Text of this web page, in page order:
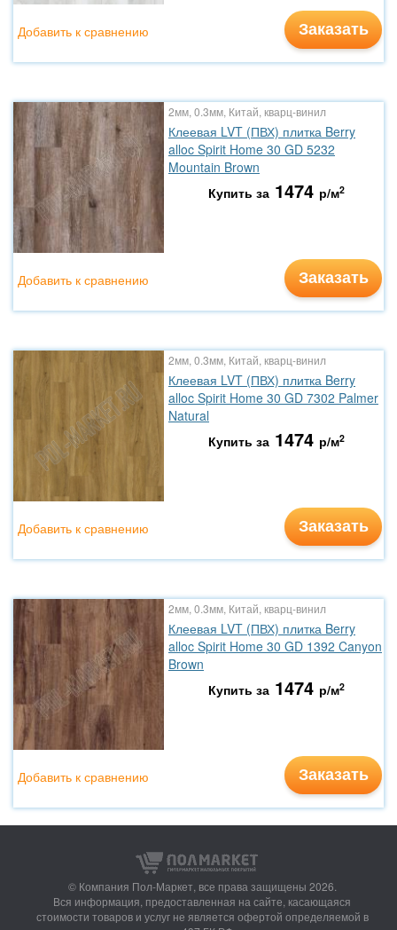
Заказать
Добавить к сравнению
2мм, 0.3мм, Китай, кварц-винил
Клеевая LVT (ПВХ) плитка Berry
alloc Spirit Home 30 GD 5232
Mountain Brown
Купить за 1474 р/м2
Заказать
Добавить к сравнению
2мм, 0.3мм, Китай, кварц-винил
Клеевая LVT (ПВХ) плитка Berry
alloc Spirit Home 30 GD 7302 Palmer
Natural
Купить за 1474 р/м2
Заказать
Добавить к сравнению
2мм, 0.3мм, Китай, кварц-винил
Клеевая LVT (ПВХ) плитка Berry
alloc Spirit Home 30 GD 1392 Canyon
Brown
Купить за 1474 р/м2
Заказать
Добавить к сравнению
© Компания Пол-Маркет, все права защищены 2026.
Вся информация, предоставленная на сайте, касающаяся
стоимости товаров и услуг не является офертой определяемой в